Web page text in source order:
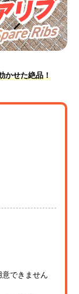
かせた絶品！
できません